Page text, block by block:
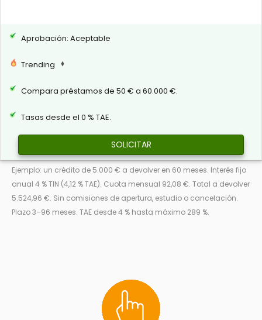
Aprobación: Aceptable
Trending
Compara préstamos de 50 € a 60.000 €.
Tasas desde el 0 % TAE.
SOLICITAR
Ejemplo: un crédito de 5.000 € a devolver en 60 meses. Interés fijo
anual 4 % TIN (4,12 % TAE). Cuota mensual 92,08 €. Total a devolver
5.524,96 €. Sin comisiones de apertura, estudio o cancelación.
Plazo 3–96 meses. TAE desde 4 % hasta máximo 289 %.